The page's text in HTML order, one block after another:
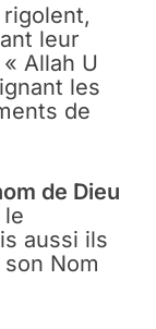
leur
Allah U
les
de
de Dieu
le
aussi ils
Nom